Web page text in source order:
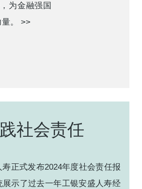
为金融强国
。 >>
社会责任
正式发布2024年度社会责任报
示了过去一年工银安盛人寿经